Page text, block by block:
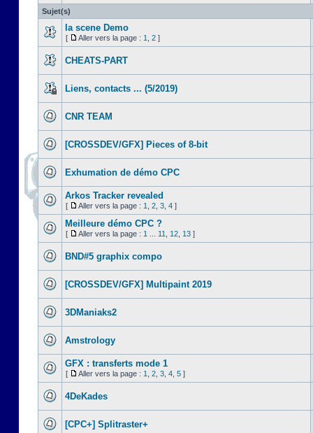
Sujet(s)
la scene Demo
[ Aller vers la page : 1 2 ]
CHEATS-PART
Liens, contacts ... (5/2019)
CNR TEAM
[CROSSDEV/GFX] Pieces of 8-bit
Exhumation de démo CPC
Arkos Tracker revealed
[ Aller vers la page : 1 2 3 4 ]
Meilleure démo CPC ?
[ Aller vers la page : 1 11 12 13 ]
BND#5 graphix compo
[CROSSDEV/GFX] Multipaint 2019
3DManiaks2
Amstrology
GFX : transferts mode 1
[ Aller vers la page : 1 2 3 4 5 ]
4DeKades
[CPC+] Splitraster+